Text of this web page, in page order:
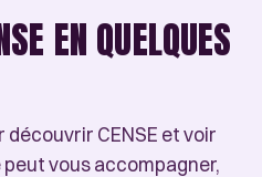
EN QUELQUES
découvrir CENSE et voir
vous accompagner,